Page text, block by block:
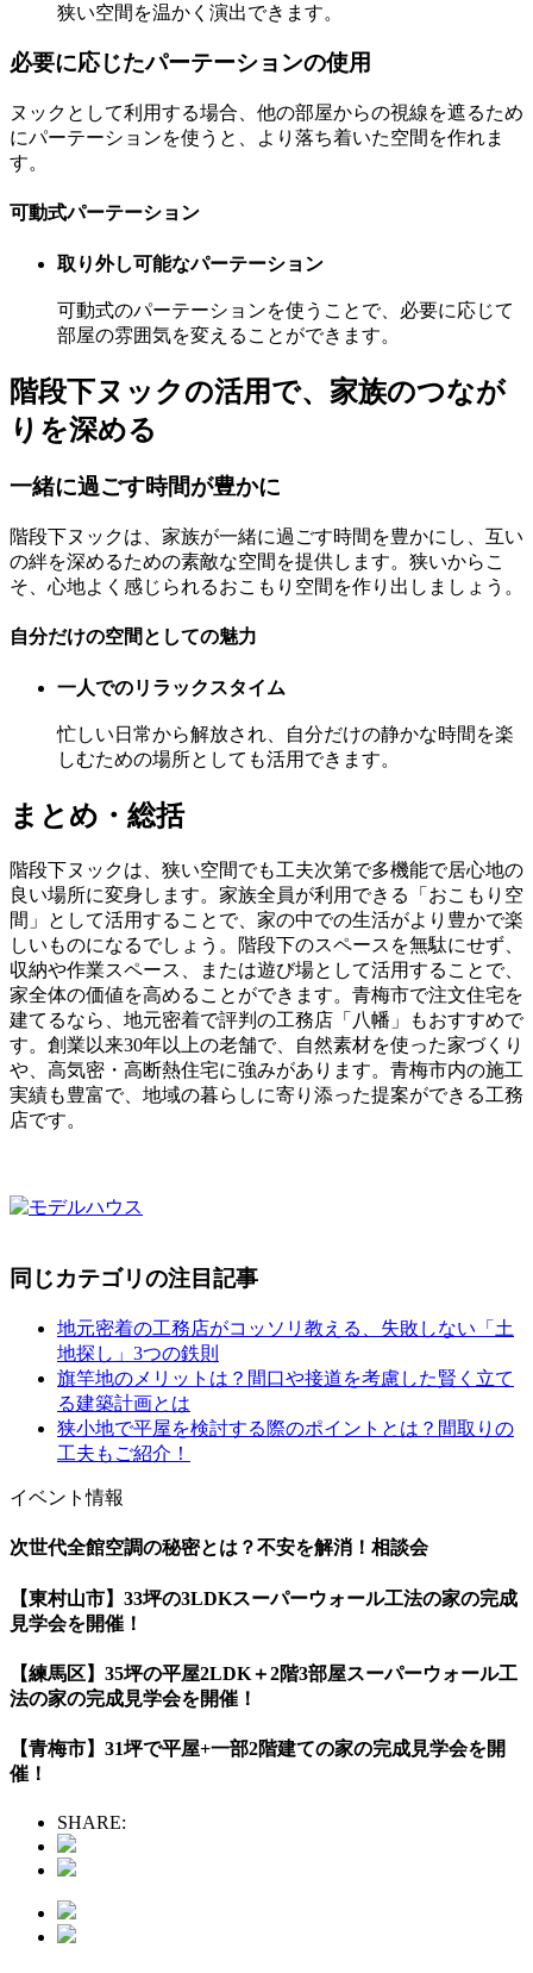
狭い空間を温かく演出できます。
必要に応じたパーテーションの使用
ヌックとして利用する場合、他の部屋からの視線を遮るため
にパーテーションを使うと、より落ち着いた空間を作れま
す。
可動式パーテーション
取り外し可能なパーテーション
可動式のパーテーションを使うことで、必要に応じて
部屋の雰囲気を変えることができます。
階段下ヌックの活用で、家族のつなが
りを深める
一緒に過ごす時間が豊かに
階段下ヌックは、家族が一緒に過ごす時間を豊かにし、互い
の絆を深めるための素敵な空間を提供します。狭いからこ
そ、心地よく感じられるおこもり空間を作り出しましょう。
自分だけの空間としての魅力
一人でのリラックスタイム
忙しい日常から解放され、自分だけの静かな時間を楽
しむための場所としても活用できます。
まとめ・総括
階段下ヌックは、狭い空間でも工夫次第で多機能で居心地の
良い場所に変身します。家族全員が利用できる「おこもり空
間」として活用することで、家の中での生活がより豊かで楽
しいものになるでしょう。階段下のスペースを無駄にせず、
収納や作業スペース、または遊び場として活用することで、
家全体の価値を高めることができます。青梅市で注文住宅を
建てるなら、地元密着で評判の工務店「八幡」もおすすめで
す。創業以来30年以上の老舗で、自然素材を使った家づくり
や、高気密・高断熱住宅に強みがあります。青梅市内の施工
実績も豊富で、地域の暮らしに寄り添った提案ができる工務
店です。
同じカテゴリの注目記事
地元密着の工務店がコッソリ教える、失敗しない「土
地探し」3つの鉄則
旗竿地のメリットは？間口や接道を考慮した賢く立て
る建築計画とは
狭小地で平屋を検討する際のポイントとは？間取りの
工夫もご紹介！
イベント情報
次世代全館空調の秘密とは？不安を解消！相談会
【東村山市】33坪の3LDKスーパーウォール工法の家の完成
見学会を開催！
【練馬区】35坪の平屋2LDK＋2階3部屋スーパーウォール工
法の家の完成見学会を開催！
【青梅市】31坪で平屋+一部2階建ての家の完成見学会を開
催！
SHARE: